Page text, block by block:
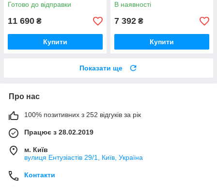
Готово до відправки
11 690 ₴
Купити
В наявності
7 392 ₴
Купити
Показати ще
Про нас
100% позитивних з 252 відгуків за рік
Працює з 28.02.2019
м. Київ
вулиця Ентузіастів 29/1, Київ, Україна
Контакти